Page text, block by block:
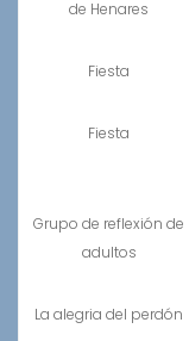
de Henares
Fiesta
Fiesta
Grupo de reflexión de
adultos
La alegria del perdón